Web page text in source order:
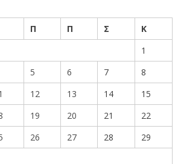
Π Π Σ
Κ
1
5 6 7
8
12 13 14
15
19 20 21
22
26 27 28
29